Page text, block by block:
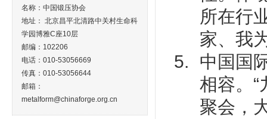
名称：中国锻压协会
地址： 北京昌平北清路中关村生命科
学园博雅C座10层
邮编：102206
电话：010-53056669
传真：010-53056644
邮箱：
metalform@chinaforge.org.cn
所在行
家、我
中国国
相容。
聚会，